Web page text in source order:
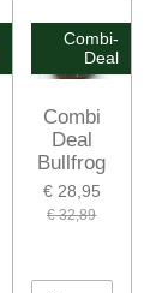
Combi-
Deal
Combi
Deal
Bullfrog
€ 28,95
€ 32,89